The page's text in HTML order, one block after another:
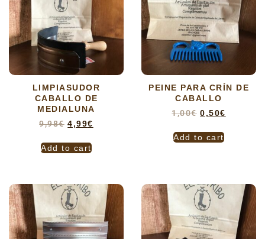
LIMPIASUDOR
CABALLO DE
MEDIALUNA
9,98€ 4,99€
Add to cart
PEINE PARA CRÍN DE
CABALLO
1,00€ 0,50€
Add to cart